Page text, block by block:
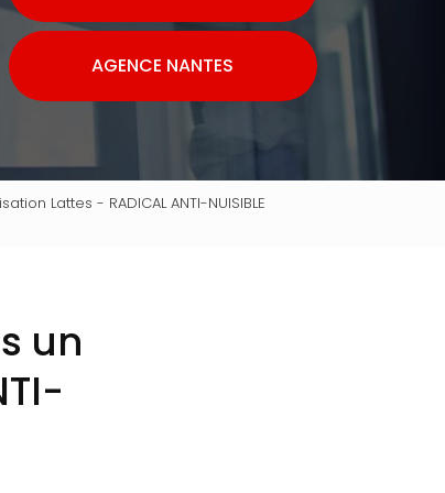
AGENCE NANTES
Lattes - RADICAL ANTI-NUISIBLE
un